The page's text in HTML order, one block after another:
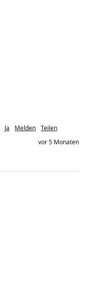
Ja Melden Teilen
vor 5 Monaten